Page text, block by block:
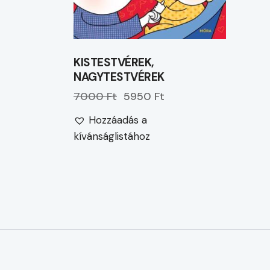
KISTESTVÉREK,
NAGYTESTVÉREK
7000 Ft 5950 Ft
Hozzáadás a
kívánságlistához